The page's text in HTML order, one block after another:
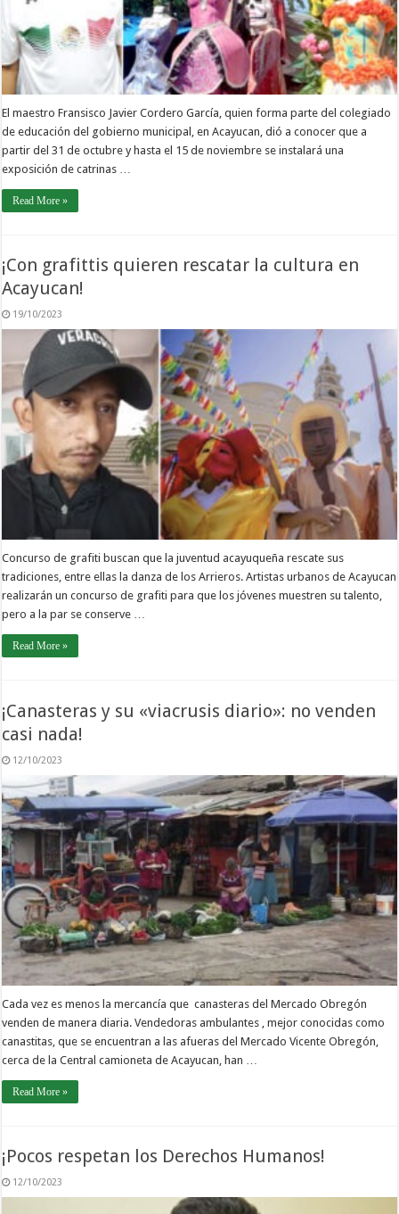
El maestro Fransisco Javier Cordero García, quien forma parte del colegiado
de educación del gobierno municipal, en Acayucan, dió a conocer que a
partir del 31 de octubre y hasta el 15 de noviembre se instalará una
exposición de catrinas …
Read More »
¡Con grafittis quieren rescatar la cultura en
Acayucan!
19/10/2023
Concurso de grafiti buscan que la juventud acayuqueña rescate sus
tradiciones, entre ellas la danza de los Arrieros. Artistas urbanos de Acayucan
realizarán un concurso de grafiti para que los jóvenes muestren su talento,
pero a la par se conserve …
Read More »
¡Canasteras y su «viacrusis diario»: no venden
casi nada!
12/10/2023
Cada vez es menos la mercancía que canasteras del Mercado Obregón
venden de manera diaria. Vendedoras ambulantes , mejor conocidas como
canastitas, que se encuentran a las afueras del Mercado Vicente Obregón,
cerca de la Central camioneta de Acayucan, han …
Read More »
¡Pocos respetan los Derechos Humanos!
12/10/2023